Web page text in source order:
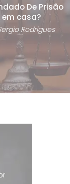
De Prisão
casa?
Rodrigues